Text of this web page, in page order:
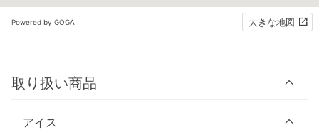
Powered by GOGA 大きな地図
取り扱い商品
アイス